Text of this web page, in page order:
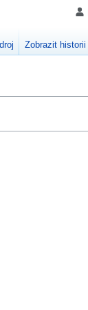
Zobrazit historii